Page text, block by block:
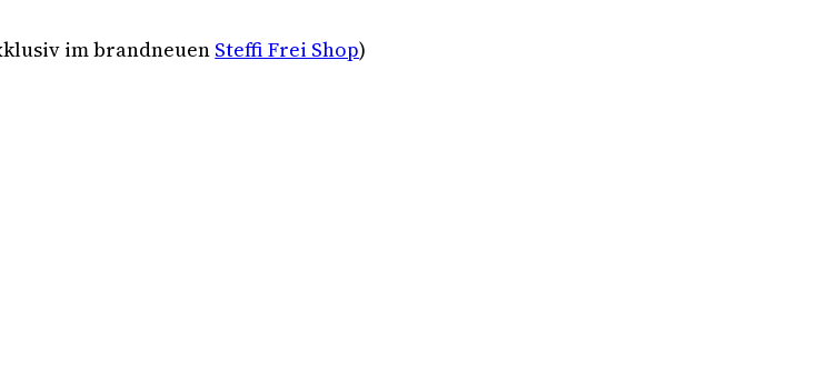
im brandneuen Steffi Frei Shop)